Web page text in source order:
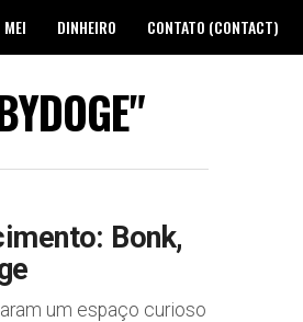
MEI DINHEIRO CONTATO (CONTACT)
Bonk,
um espaço curioso